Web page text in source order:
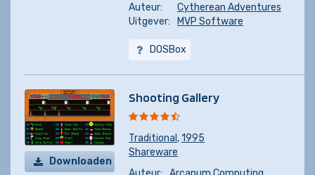
Auteur:
Cytherean Adventures
Uitgever:
MVP Software
DOSBox
Downloaden
Shooting Gallery
Traditional ,1995
Shareware